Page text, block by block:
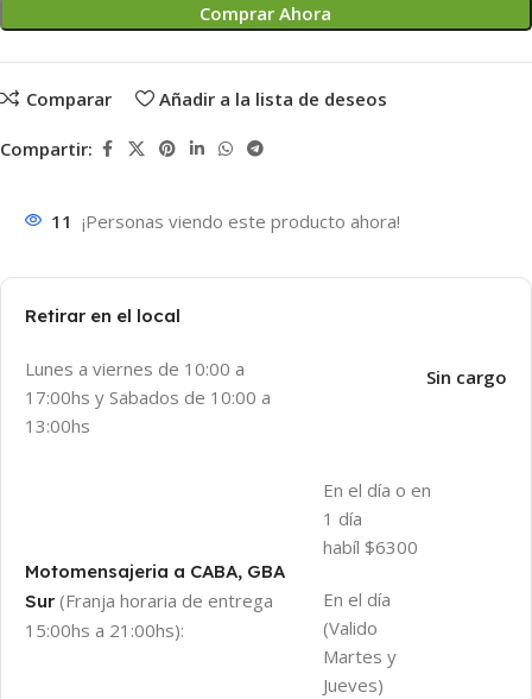
Comprar Ahora
Comparar Añadir a la lista de deseos
Compartir:
11 ¡Personas viendo este producto ahora!
Retirar en el local
Lunes a viernes de 10:00 a
17:00hs y Sabados de 10:00 a
13:00hs
Sin cargo
Motomensajeria a CABA, GBA
Sur (Franja horaria de entrega
15:00hs a 21:00hs):
En el día o en
1 día
habíl $6300
En el día
(Valido
Martes y
Jueves)